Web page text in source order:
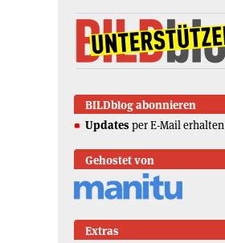
BILDblog abonnieren
Updates per E-Mail erhalten
Gehostet von
Extras